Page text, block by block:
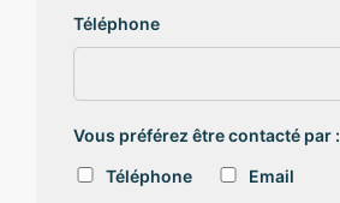
Téléphone
Vous préférez être contacté par :
Téléphone
Email